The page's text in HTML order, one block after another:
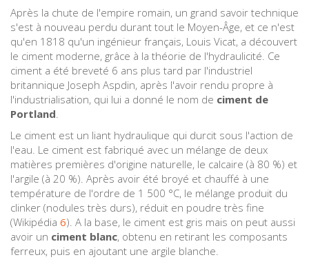
Après la chute de l'empire romain, un grand savoir technique
s'est à nouveau perdu durant tout le Moyen-Âge, et ce n'est
qu'en 1818 qu'un ingénieur français, Louis Vicat, a découvert
le ciment moderne, grâce à la théorie de l'hydraulicité. Ce
ciment a été breveté 6 ans plus tard par l'industriel
britannique Joseph Aspdin, après l'avoir rendu propre à
l'industrialisation, qui lui a donné le nom de ciment de
Portland
Le ciment est un liant hydraulique qui durcit sous l'action de
l'eau. Le ciment est fabriqué avec un mélange de deux
matières premières d'origine naturelle, le calcaire (à 80 %) et
l'argile (à 20 %). Après avoir été broyé et chauffé à une
température de l'ordre de 1 500 °C, le mélange produit du
clinker (nodules très durs), réduit en poudre très fine
(Wikipédia 6). A la base, le ciment est gris mais on peut aussi
avoir un ciment blanc, obtenu en retirant les composants
ferreux, puis en ajoutant une argile blanche.